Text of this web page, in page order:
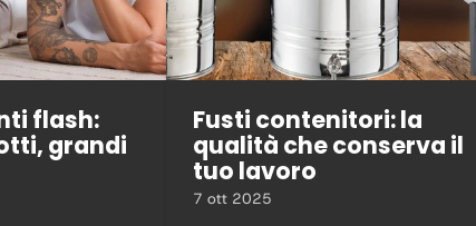
flash:
grandi
Fusti contenitori: la
qualità che conserva il
tuo lavoro
7 ott 2025